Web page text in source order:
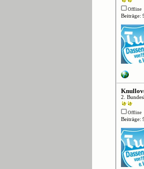
Offline
Beiträge:
2.
Offline
Beiträge: